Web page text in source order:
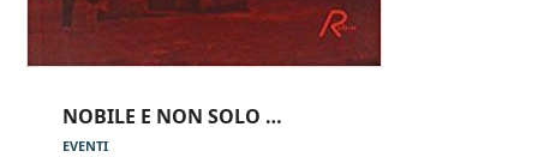
NOBILE E NON SOLO …
EVENTI